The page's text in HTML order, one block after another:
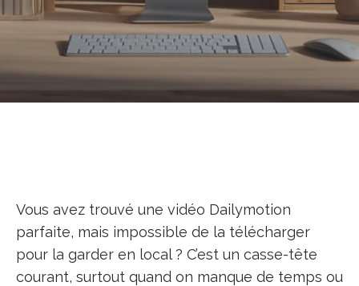
Vous avez trouvé une vidéo Dailymotion
parfaite, mais impossible de la télécharger
pour la garder en local ? C’est un casse-tête
courant, surtout quand on manque de temps ou